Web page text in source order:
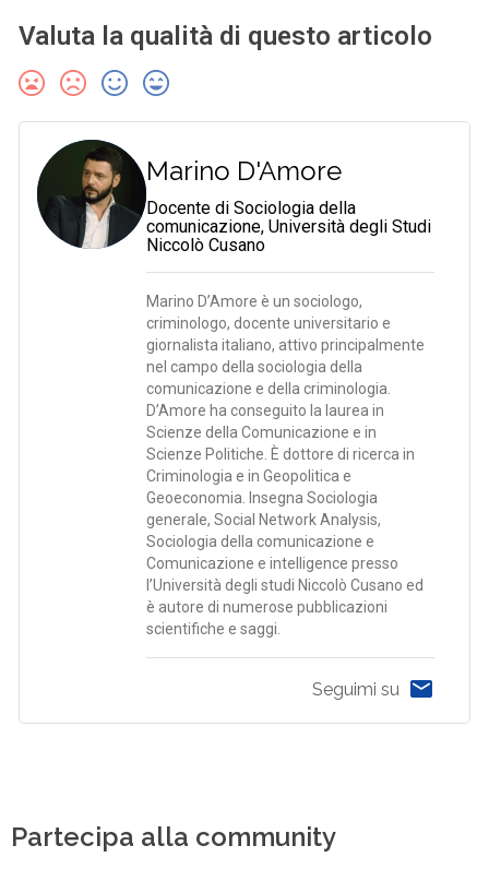
Valuta la qualità di questo articolo
Marino D'Amore
Docente di Sociologia della
comunicazione, Università degli Studi
Niccolò Cusano
Marino D’Amore è un sociologo,
criminologo, docente universitario e
giornalista italiano, attivo principalmente
nel campo della sociologia della
comunicazione e della criminologia.
D’Amore ha conseguito la laurea in
Scienze della Comunicazione e in
Scienze Politiche. È dottore di ricerca in
Criminologia e in Geopolitica e
Geoeconomia. Insegna Sociologia
generale, Social Network Analysis,
Sociologia della comunicazione e
Comunicazione e intelligence presso
l’Università degli studi Niccolò Cusano ed
è autore di numerose pubblicazioni
scientifiche e saggi.
Seguimi su
Partecipa alla community